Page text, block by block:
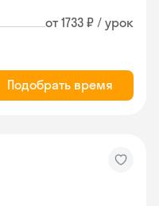
от 1733 ₽ / урок
Подобрать время